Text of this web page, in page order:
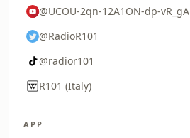
@UCOU-2qn-12A1ON-dp-vR_gA
@RadioR101
@radior101
R101 (Italy)
APP